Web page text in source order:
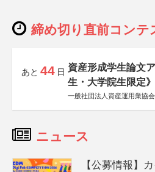
締め切り直前コンテ
あと 44 日 資産形成学生論文
生・大学院生限定》
一般社団法人資産運用業協会
ニュース
【公募情報】